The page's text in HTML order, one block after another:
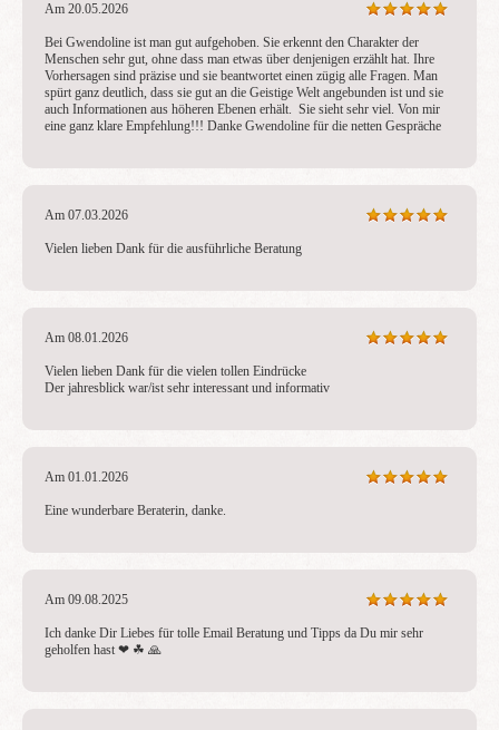
Am 20.05.2026
Bei Gwendoline ist man gut aufgehoben. Sie erkennt den Charakter der
Menschen sehr gut, ohne dass man etwas über denjenigen erzählt hat. Ihre
Vorhersagen sind präzise und sie beantwortet einen zügig alle Fragen. Man
spürt ganz deutlich, dass sie gut an die Geistige Welt angebunden ist und sie
auch Informationen aus höheren Ebenen erhält.  Sie sieht sehr viel. Von mir
eine ganz klare Empfehlung!!! Danke Gwendoline für die netten Gespräche
Am 07.03.2026
Vielen lieben Dank für die ausführliche Beratung
Am 08.01.2026
Vielen lieben Dank für die vielen tollen Eindrücke
Der jahresblick war/ist sehr interessant und informativ
Am 01.01.2026
Eine wunderbare Beraterin, danke.
Am 09.08.2025
Ich danke Dir Liebes für tolle Email Beratung und Tipps da Du mir sehr
geholfen hast ❤ ️☘ ️🙏